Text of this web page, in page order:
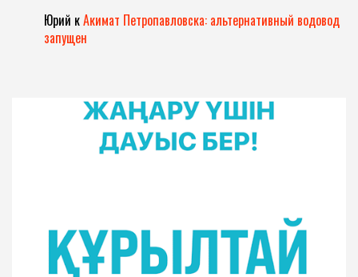
Юрий кАкимат Петропавловска: альтернативный водовод
запущен